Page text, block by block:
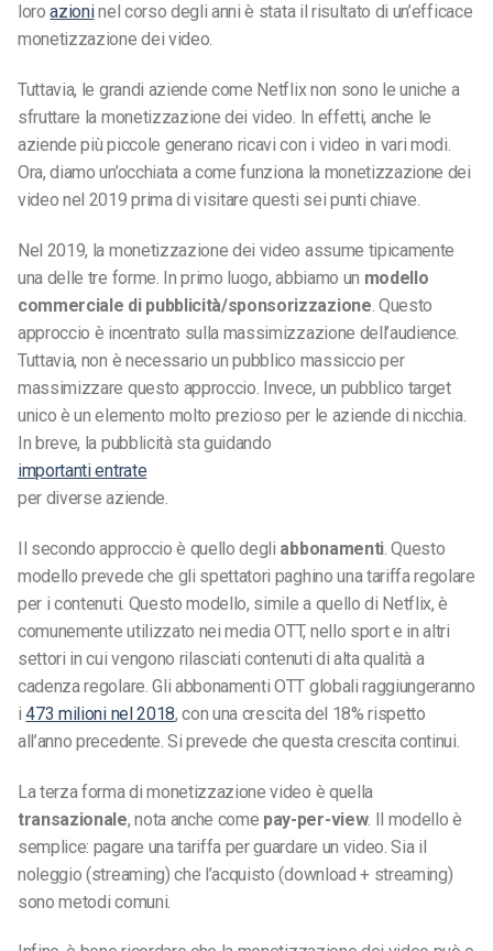
loroazioninel corso degli anni è stata il risultato di un’efficace
monetizzazione dei video.
Tuttavia, le grandi aziende come Netflix non sono le uniche a
sfruttare la monetizzazione dei video. In effetti, anche le
aziende più piccole generano ricavi con i video in vari modi.
Ora, diamo un’occhiata a come funziona la monetizzazione dei
video nel 2019 prima di visitare questi sei punti chiave.
Nel 2019, la monetizzazione dei video assume tipicamente
una delle tre forme. In primo luogo, abbiamo un modello
commerciale di pubblicità/sponsorizzazione. Questo
approccio è incentrato sulla massimizzazione dell’audience.
Tuttavia, non è necessario un pubblico massiccio per
massimizzare questo approccio. Invece, un pubblico target
unico è un elemento molto prezioso per le aziende di nicchia.
In breve, la pubblicità sta guidando
importanti entrate
per diverse aziende.
Il secondo approccio è quello degli abbonamenti. Questo
modello prevede che gli spettatori paghino una tariffa regolare
per i contenuti. Questo modello, simile a quello di Netflix, è
comunemente utilizzato nei media OTT, nello sport e in altri
settori in cui vengono rilasciati contenuti di alta qualità a
cadenza regolare. Gli abbonamenti OTT globali raggiungeranno
i473 milioni nel 2018, con una crescita del 18% rispetto
all’anno precedente. Si prevede che questa crescita continui.
La terza forma di monetizzazione video è quella
transazionale, nota anche come pay-per-view. Il modello è
semplice: pagare una tariffa per guardare un video. Sia il
noleggio (streaming) che l’acquisto (download + streaming)
sono metodi comuni.